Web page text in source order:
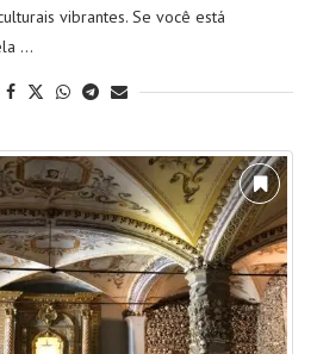
vibrantes. Se você está
…